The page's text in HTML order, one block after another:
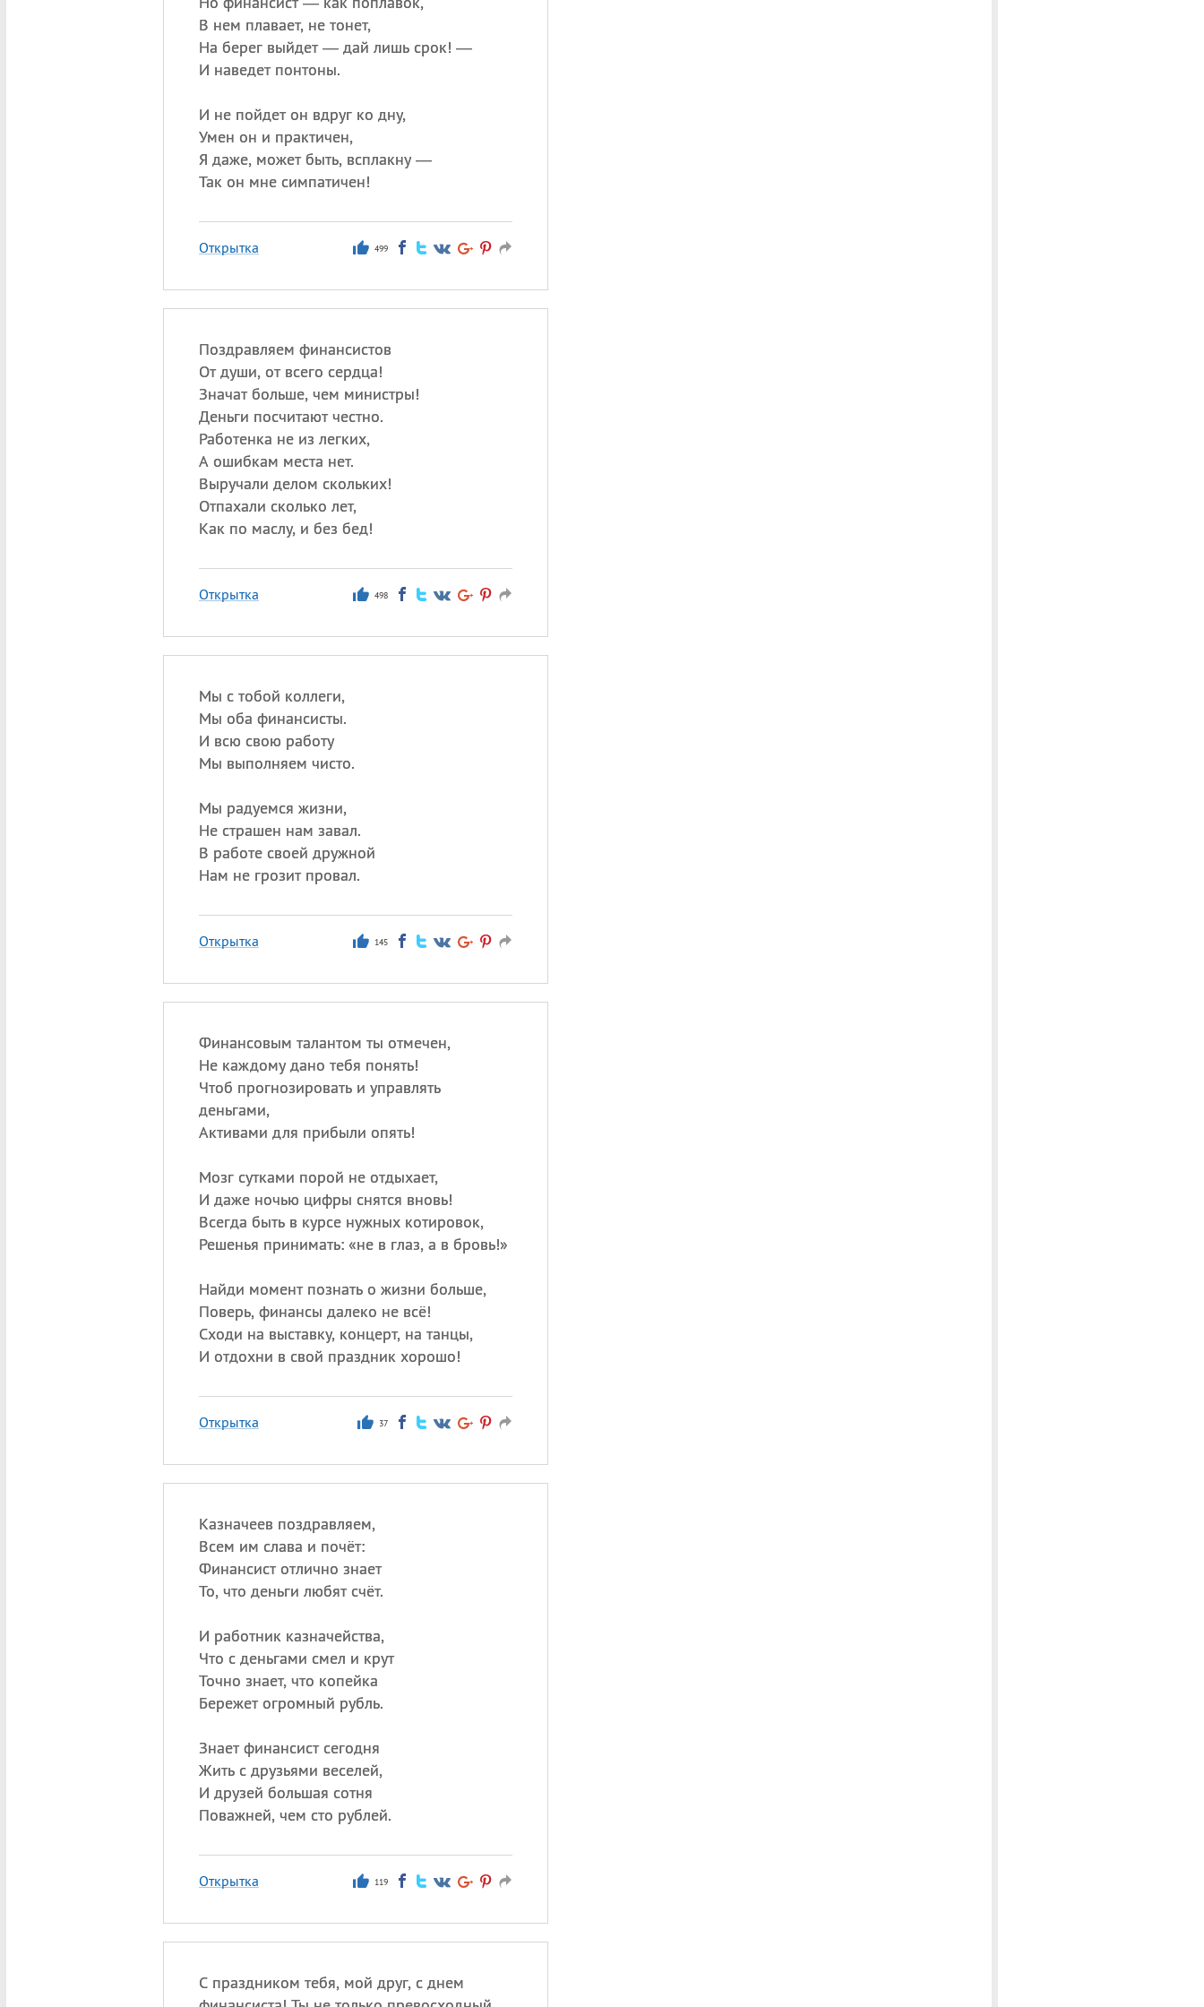
В нем плавает, не тонет,
На берег выйдет — дай лишь срок! —
И наведет понтоны.
И не пойдет он вдруг ко дну,
Умен он и практичен,
Я даже, может быть, всплакну —
Так он мне симпатичен!
Открытка 499
Поздравляем финансистов
От души, от всего сердца!
Значат больше, чем министры!
Деньги посчитают честно.
Работенка не из легких,
А ошибкам места нет.
Выручали делом скольких!
Отпахали сколько лет,
Как по маслу, и без бед!
Открытка 498
Мы с тобой коллеги,
Мы оба финансисты.
И всю свою работу
Мы выполняем чисто.
Мы радуемся жизни,
Не страшен нам завал.
В работе своей дружной
Нам не грозит провал.
Открытка 145
Финансовым талантом ты отмечен,
Не каждому дано тебя понять!
Чтоб прогнозировать и управлять
деньгами,
Активами для прибыли опять!
Мозг сутками порой не отдыхает,
И даже ночью цифры снятся вновь!
Всегда быть в курсе нужных котировок,
Решенья принимать: «не в глаз, а в бровь!»
Найди момент познать о жизни больше,
Поверь, финансы далеко не всё!
Сходи на выставку, концерт, на танцы,
И отдохни в свой праздник хорошо!
Открытка 37
Казначеев поздравляем,
Всем им слава и почёт:
Финансист отлично знает
То, что деньги любят счёт.
И работник казначейства,
Что с деньгами смел и крут
Точно знает, что копейка
Бережет огромный рубль.
Знает финансист сегодня
Жить с друзьями веселей,
И друзей большая сотня
Поважней, чем сто рублей.
Открытка 119
С праздником тебя, мой друг, с днем